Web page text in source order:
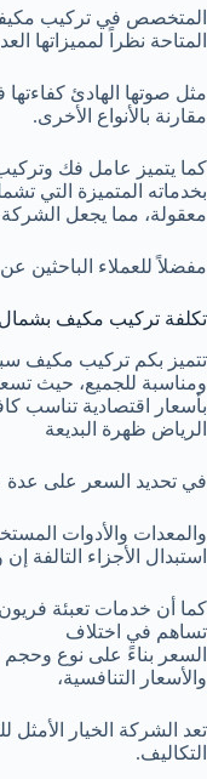
المتخصص في تركيب
المتاحة نظراً لمميزاتها
مثل صوتها الهادئ
مقارنة بالأنواع الأخرى.
كما يتميز عامل فك
بخدماته المتميزة التي
معقولة، مما يجعل الشركة
مفضلاً للعملاء الباحثين
تكلفة تركيب مكيف بشمال
تتميز بكم تركيب مكيف
ومناسبة للجميع، حيث
بأسعار اقتصادية تناسب
الرياض ظهرة البديعة
في تحديد السعر على عدة
والمعدات والأدوات
استبدال الأجزاء التالفة
كما أن خدمات تعبئة
تساهم في اختلاف
السعر بناءً على نوع
والأسعار التنافسية،
تعد الشركة الخيار الأمثل
التكاليف.